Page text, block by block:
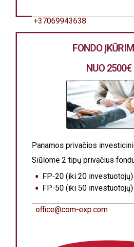
+37069943638
FONDO
NUO 2500€
Panamos privačios
Siūlome 2 tipų privačius
FP-20 (iki 20 investuotojų)
FP-50 (iki 50 investuotojų)
office@com-exp.com